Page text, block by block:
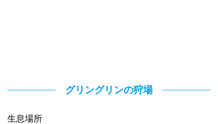
グリングリンの狩場
生息場所